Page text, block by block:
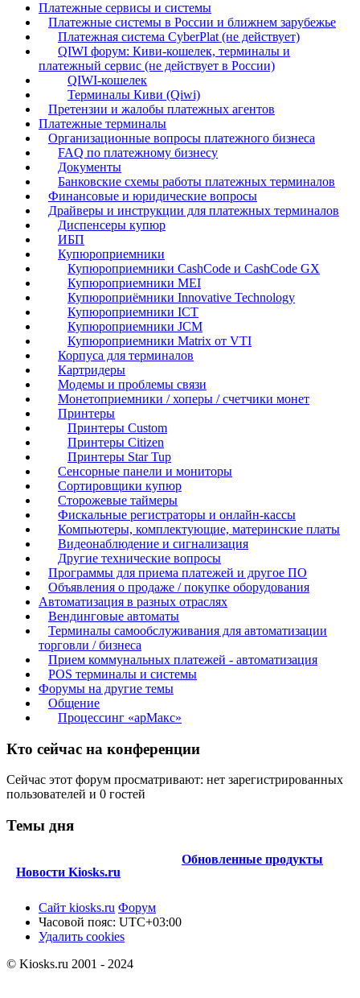
Платежные сервисы и системы
Платежные системы в России и ближнем зарубежье
Платежная система CyberPlat (не действует)
QIWI форум: Киви-кошелек, терминалы и
платежный сервис (не действует в России)
QIWI-кошелек
Терминалы Киви (Qiwi)
Претензии и жалобы платежных агентов
Платежные терминалы
Организационные вопросы платежного бизнеса
FAQ по платежному бизнесу
Документы
Банковские схемы работы платежных терминалов
Финансовые и юридические вопросы
Драйверы и инструкции для платежных терминалов
Диспенсеры купюр
ИБП
Купюроприемники
Купюроприемники CashCode и CashCode GX
Купюроприемники MEI
Купюроприёмники Innovative Technology
Купюроприемники ICT
Купюроприемники JCM
Купюроприемники Matrix от VTI
Корпуса для терминалов
Картридеры
Модемы и проблемы связи
Монетоприемники / хоперы / счетчики монет
Принтеры
Принтеры Custom
Принтеры Citizen
Принтеры Star Tup
Сенсорные панели и мониторы
Сортировщики купюр
Сторожевые таймеры
Фискальные регистраторы и онлайн-кассы
Компьютеры, комплектующие, материнские платы
Видеонаблюдение и сигнализация
Другие технические вопросы
Программы для приема платежей и другое ПО
Объявления о продаже / покупке оборудования
Автоматизация в разных отраслях
Вендинговые автоматы
Терминалы самообслуживания для автоматизации
торговли / бизнеса
Прием коммунальных платежей - автоматизация
POS терминалы и системы
Форумы на другие темы
Общение
Процессинг «арМакс»
Кто сейчас на конференции
Сейчас этот форум просматривают: нет зарегистрированных
пользователей и 0 гостей
Темы дня
Новости Kiosks.ru
Обновленные продукты
Сайт kiosks.ru Форум
Часовой пояс: UTC+03:00
Удалить cookies
© Kiosks.ru 2001 - 2024